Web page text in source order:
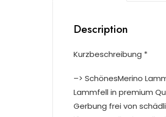
Description
Kurzbeschreibung *
–> SchönesMerino
Lammfell in premium
Gerbung frei von